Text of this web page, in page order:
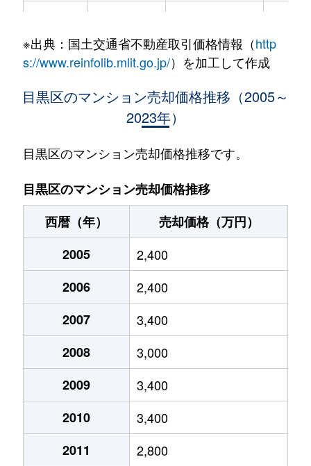
青葉台
5,400万円 神泉
徒歩6
8,600万円 神泉
青葉台
6,500万円 神泉
青葉台
2,900万円 神泉
青葉台
2,900万円 神泉
青葉台
10,000万円
青葉台
7,900万円
青葉台
15,000万円
青葉台
5,400万円
青葉台
1,900万円
青葉台
5,500万円
青葉台
1,800万円
※出典：国土交通省不動産取引価格情報（http
s://www.reinfolib.mlit.go.jp/）を加工して作成
目黒区のマンション売却価格推移（2005～
2023年）
目黒区のマンション売却価格推移です。
目黒区のマンション売却価格推移
西暦（年）
売却価格（万円）
2005
2,400
2006
2,400
2007
3,400
2008
3,000
2009
3,400
2010
3,400
2011
2,800